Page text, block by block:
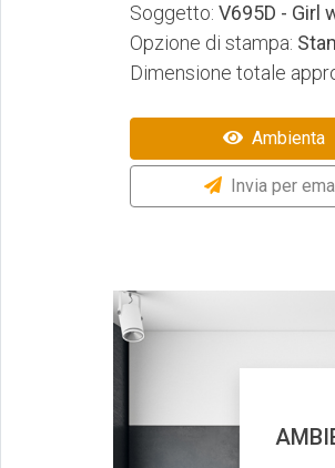
Soggetto: V695D - Girl
Opzione di stampa:
Dimensione totale
Ambienta
Invia per